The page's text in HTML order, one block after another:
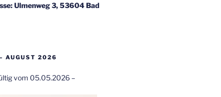
Ulmenweg 3, 53604 Bad
AUGUST 2026
vom 05.05.2026 –